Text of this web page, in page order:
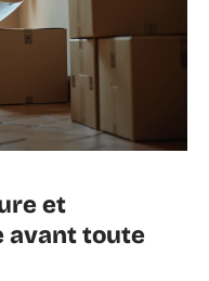
et
avant toute